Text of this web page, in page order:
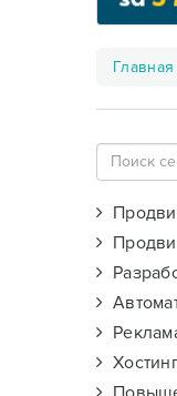
Главная